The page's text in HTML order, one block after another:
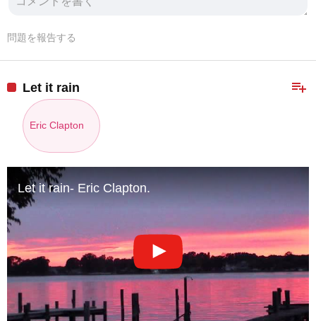
問題を報告する
playlist_add
Let it rain
Eric Clapton
Let it rain- Eric Clapton.